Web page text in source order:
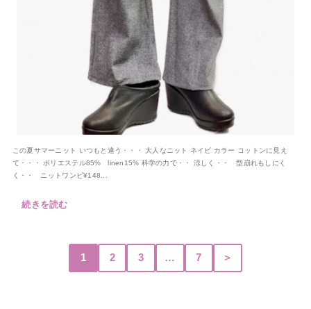
この夏サマーニット いつもと違う・・・ 大人なニット ネイビ カラー コットンに見え
て・・・ ポリエステル85% linen15% 科学の力で・・ 涼しく・・ 型崩れもしにく
く・・ ニットワンピ¥148...
続きを読む
1 2 3 … 7 ＞